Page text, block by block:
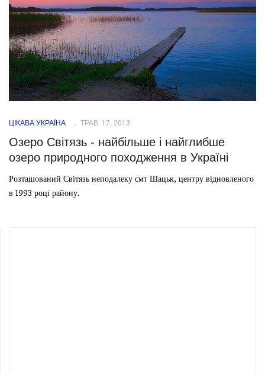
ЦІКАВА УКРАЇНА ТРАВ. 17, 2013
Озеро Світязь - найбільше і найглибше
озеро природного походження в Україні
Розташований Світязь неподалеку смт Шацьк, центру відновленого
в 1993 році району.